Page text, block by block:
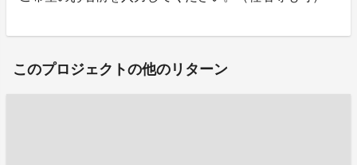
このプロジェクトの他のリターン